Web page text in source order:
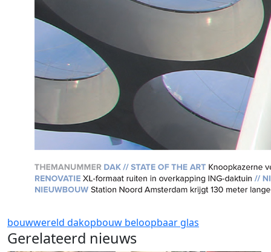
bouwwereld dakopbouw beloopbaar glas
Gerelateerd nieuws